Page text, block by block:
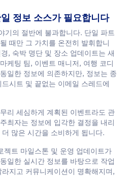
정보 소스가 필요합니다
기의 절반에 불과합니다. 단일 파트
때만 그 가치를 온전히 발휘합니
, 숙박 명단 및 장소 업데이트는 새
케팅 팀, 이벤트 매니저, 여행 코디
일한 정보에 의존하지만, 정보는 종
시트 및 끝없는 이메일 스레드에
리 세심하게 계획된 이벤트라도 관
최자는 정보에 입각한 결정을 내리
많은 시간을 소비하게 됩니다.
젝트 마일스톤 및 운영 업데이트가
일한 실시간 정보를 바탕으로 작업
지고 커뮤니케이션이 명확해지며,